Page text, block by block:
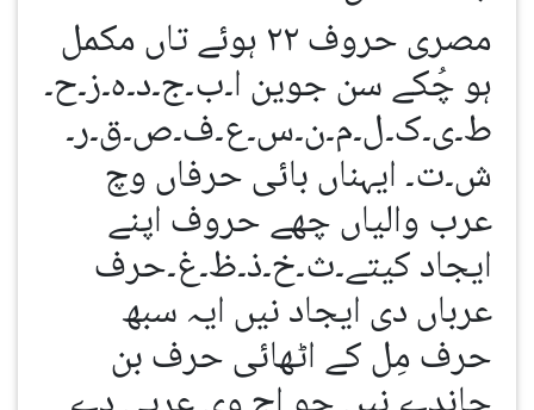
مصری حروف ۲۲ ہوئے تاں مکمل
ہو چُکے سن جوین ا۔ب۔ج۔د۔ہ۔ز۔ح۔
ط۔ی۔ک۔ل۔م۔ن۔س۔ع۔ف۔ص۔ق۔ر۔
ش۔ت۔ ایہناں بائی حرفاں وچ
عرب والیاں چھے حروف اپنے
ایجاد کیتے۔ث۔خ۔ذ۔ظ۔غ۔حرف
عرباں دی ایجاد نیں ایہ سبھ
حرف مِل کے اٹھائی حرف بن